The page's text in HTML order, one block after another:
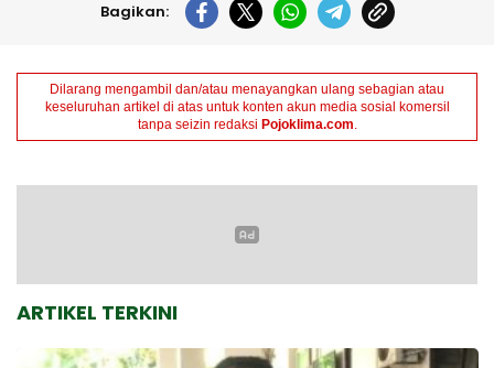
Bagikan:
Dilarang mengambil dan/atau menayangkan ulang sebagian atau
keseluruhan artikel di atas untuk konten akun media sosial komersil
tanpa seizin redaksi Pojoklima.com.
ARTIKEL TERKINI